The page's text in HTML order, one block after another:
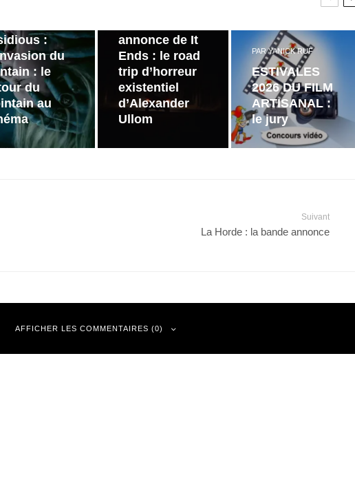
:
du
: le
du
au
annonce de It
Ends : le road
trip d’horreur
existentiel
d’Alexander
Ullom
PARYANICK RUF
ESTIVALES
2026 DU FILM
ARTISANAL :
le jury
Suivant
La Horde : la bande annonce
AFFICHER LES COMMENTAIRES (0)